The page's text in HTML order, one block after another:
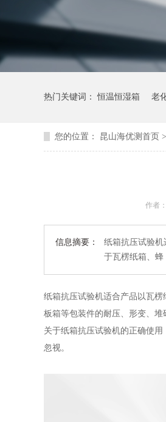
热门关键词：恒温恒湿箱 老
您的位置： 昆山海优测首页 >
作者
信息摘要：
纸箱抗压试验
于瓦楞纸箱、
纸箱抗压试验机适合产品以瓦
板箱等包装件的耐压、形变、
关于纸箱抗压试验机的正确使
忽视。